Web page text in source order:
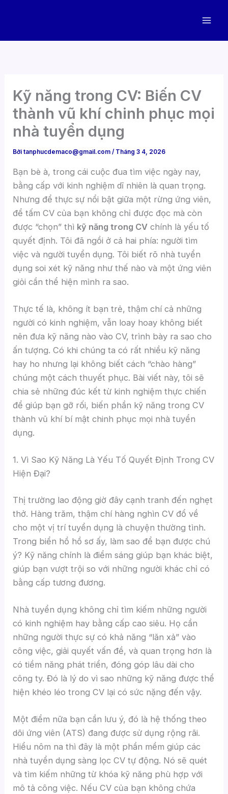
Kỹ năng trong CV: Biến CV
thành vũ khí chinh phục mọi
nhà tuyển dụng
Bởitanphucdemaco@gmail.com/ Tháng 3 4, 2026
Bạn bè à, trong cái cuộc đua tìm việc ngày nay,
bằng cấp với kinh nghiệm dĩ nhiên là quan trọng.
Nhưng để thực sự nổi bật giữa một rừng ứng viên,
để tấm CV của bạn không chỉ được đọc mà còn
được “chọn” thì kỹ năng trong CV chính là yếu tố
quyết định. Tôi đã ngồi ở cả hai phía: người tìm
việc và người tuyển dụng. Tôi biết rõ nhà tuyển
dụng soi xét kỹ năng như thế nào và một ứng viên
giỏi cần thể hiện mình ra sao.
Thực tế là, không ít bạn trẻ, thậm chí cả những
người có kinh nghiệm, vẫn loay hoay không biết
nên đưa kỹ năng nào vào CV, trình bày ra sao cho
ấn tượng. Có khi chúng ta có rất nhiều kỹ năng
hay ho nhưng lại không biết cách “chào hàng”
chúng một cách thuyết phục. Bài viết này, tôi sẽ
chia sẻ những đúc kết từ kinh nghiệm thực chiến
để giúp bạn gỡ rối, biến phần kỹ năng trong CV
thành vũ khí bí mật chinh phục mọi nhà tuyển
dụng.
1. Vì Sao Kỹ Năng Là Yếu Tố Quyết Định Trong CV
Hiện Đại?
Thị trường lao động giờ đây cạnh tranh đến nghẹt
thở. Hàng trăm, thậm chí hàng nghìn CV đổ về
cho một vị trí tuyển dụng là chuyện thường tình.
Trong biển hồ hồ sơ ấy, làm sao để bạn được chú
ý? Kỹ năng chính là điểm sáng giúp bạn khác biệt,
giúp bạn vượt trội so với những người khác chỉ có
bằng cấp tương đương.
Nhà tuyển dụng không chỉ tìm kiếm những người
có kinh nghiệm hay bằng cấp cao siêu. Họ cần
những người thực sự có khả năng “lăn xả” vào
công việc, giải quyết vấn đề, và quan trọng hơn là
có tiềm năng phát triển, đóng góp lâu dài cho
công ty. Đó là lý do vì sao những kỹ năng được thể
hiện khéo léo trong CV lại có sức nặng đến vậy.
Một điểm nữa bạn cần lưu ý, đó là hệ thống theo
dõi ứng viên (ATS) đang được sử dụng rộng rãi.
Hiểu nôm na thì đây là một phần mềm giúp các
nhà tuyển dụng sàng lọc CV tự động. Nó sẽ quét
và tìm kiếm những từ khóa kỹ năng phù hợp với
mô tả công việc. Nếu CV của bạn không chứa